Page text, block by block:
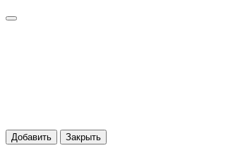
Добавить Закрыть